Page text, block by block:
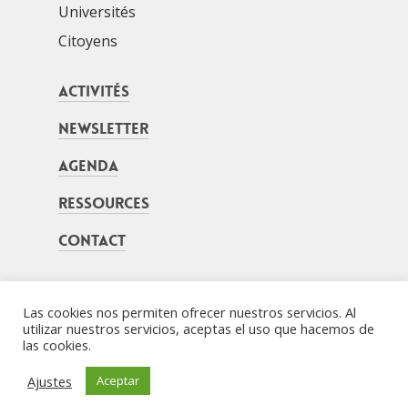
Universités
Citoyens
Activités
Newsletter
Agenda
Ressources
Contact
Mentions Légales Carte web
Gestion des
cookies
Las cookies nos permiten ofrecer nuestros servicios. Al
utilizar nuestros servicios, aceptas el uso que hacemos de
las cookies.
Ajustes
Aceptar